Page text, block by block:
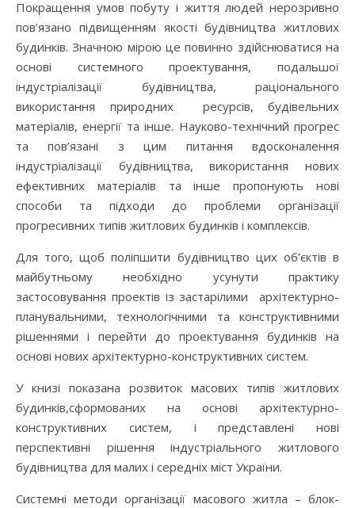
Покращення умов побуту і життя людей нерозривно
пов’язано підвищенням якості будівництва житлових
будинків. Значною мірою це повинно здійснюватися на
основі системного проектування, подальшої
індустріалізації будівництва, раціонального
використання природних ресурсів, будівельних
матеріалів, енергії та інше. Науково-технічний прогрес
та пов’язані з цим питання вдосконалення
індустріалізації будівництва, використання нових
ефективних матеріалів та інше пропонують нові
способи та підходи до проблеми організації
прогресивних типів житлових будинків і комплексів.
Для того, щоб поліпшити будівництво цих об’єктів в
майбутньому необхідно усунути практику
застосовування проектів із застарілими архітектурно-
планувальними, технологічними та конструктивними
рішеннями і перейти до проектування будинків на
основі нових архітектурно-конструктивних систем.
У книзі показана розвиток масових типів житлових
будинків,сформованих на основі архітектурно-
конструктивних систем, і представлені нові
перспективні рішення індустріального житлового
будівництва для малих і середніх міст України.
Системні методи організації масового житла – блок-